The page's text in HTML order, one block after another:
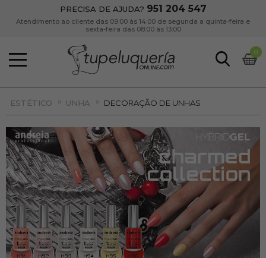
PRECISA DE AJUDA? 951 204 547
Atendimento ao cliente das 09:00 às 14:00 de segunda a quinta-feira e
sexta-feira das 08:00 às 13:00
0
ESTÉTICO » UNHA » DECORAÇÃO DE UNHAS